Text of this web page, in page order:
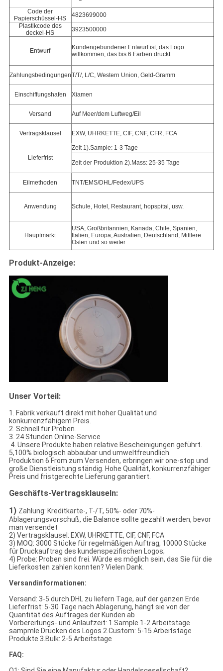
Code der
Papierschüssel-HS
4823699000
Plastikcode des
deckel-HS
3923500000
Entwurf
Kundengebundener Entwurf ist, das Logo
willkommen, das bis 6 Farben druckt
ZahlungsbedingungenT/T/, L/C, Western Union, Geld-Gramm
Einschiffungshafen Xiamen
Versand Auf Meer/dem Luftweg/Eil
Vertragsklausel EXW, UHRKETTE, CIF, CNF, CFR, FCA
Lieferfrist
Zeit 1).Sample: 1-3 Tage
Zeit der Produktion 2).Mass: 25-35 Tage
Eilmethoden TNT/EMS/DHL/Fedex/UPS
Anwendung Schule, Hotel, Restaurant, hopspital, usw.
Hauptmarkt
USA, Großbritannien, Kanada, Chile, Spanien,
Italien, Europa, Australien, Deutschland, Mittlere
Osten und so weiter
Produkt-Anzeige:
Unser Vorteil:
1. Fabrik verkauft direkt mit hoher Qualität und
konkurrenzfähigem Preis.
2. Schnell für Proben.
3. 24 Stunden Online-Service
4. Unsere Produkte haben relative Bescheinigungen geführt.
5,100% biologisch abbaubar und umweltfreundlich.
Produktion 6.From zum Versenden, erbringen wir one-stop und
große Dienstleistung ständig. Hohe Qualität, konkurrenzfähiger
Preis und fristgerechte Lieferung garantiert.
Geschäfts-Vertragsklauseln:
1) Zahlung: Kreditkarte-, T-/T, 50%- oder 70%-
Ablagerungsvorschuß, die Balance sollte gezahlt werden, bevor
man versendet
2) Vertragsklausel: EXW, UHRKETTE, CIF, CNF, FCA
3) MOQ: 3000 Stücke für regelmäßigen Auftrag, 10000 Stücke
für Druckauftrag des kundenspezifischen Logos;
4) Probe: Proben sind frei. Würde es möglich sein, das Sie für die
Lieferkosten zahlen konnten? Vielen Dank.
Versandinformationen:
Versand: 3-5 durch DHL zu liefern Tage, auf der ganzen Erde
Lieferfrist: 5-30 Tage nach Ablagerung, hängt sie von der
Quantität des Auftrages der Kunden ab
Vorbereitungs- und Anlaufzeit: 1.Sample 1-2 Arbeitstage
sampmle Drucken des Logos 2.Custom: 5-15 Arbeitstage
Produkte 3.Bulk: 2-5 Arbeitstage
FAQ: